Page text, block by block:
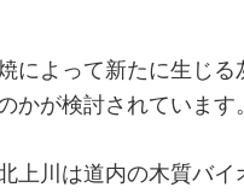
によって新たに生じ
かが検討されていま
上川は道内の木質バ